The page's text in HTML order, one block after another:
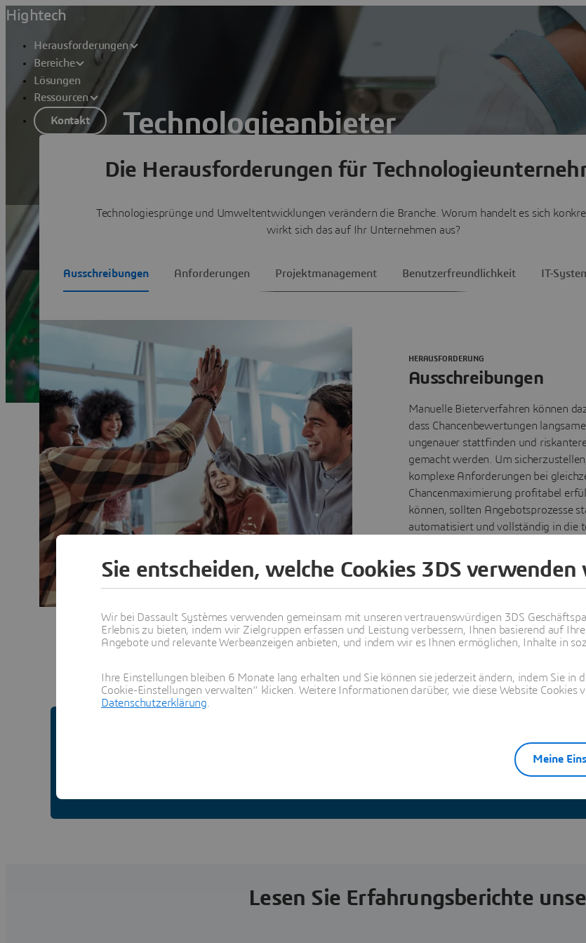
Hightech
Herausforderungen
Bereiche
Lösungen
Ressourcen
Kontakt Technologieanbieter
Im „kleiner, besser, schneller“-Wettbewerb bestehen
Die Herausforderungen für
Technologiesprünge und Umweltentwicklungen verändern die Branche. Worum handelt es sich
wirkt sich das auf Ihr Unternehmen aus?
Ausschreibungen Anforderungen Projektmanagement Benutzerfreundlichkeit IT-
Ausschreibungen
HERAUSFORDERUNG
Manuelle Bieterverfahren können
dass Chancenbewertungen
ungenauer stattfinden und
gemacht werden. Um
komplexe Anforderungen bei
Chancenmaximierung profitabel
können, sollten Angebotsprozesse
automatisiert und vollständig in die
Ansehen
Lesen Sie Erfahrungsberichte
Sie entscheiden, welche Cookies 3DS verwenden
Wir bei Dassault Systèmes verwenden gemeinsam mit unseren vertrauenswürdigen 3DS
Erlebnis zu bieten, indem wir Zielgruppen erfassen und Leistung verbessern, Ihnen basierend auf
Angebote und relevante Werbeanzeigen anbieten, und indem wir es Ihnen ermöglichen, Inhalte in
Ihre Einstellungen bleiben 6 Monate lang erhalten und Sie können sie jederzeit ändern, indem Sie in
Cookie-Einstellungen verwalten“ klicken. Weitere Informationen darüber, wie diese Website Cookies
Datenschutzerklärung
Meine